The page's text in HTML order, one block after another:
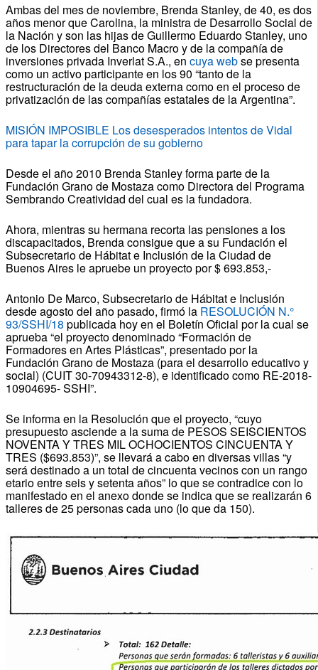
Ambas del mes de noviembre, Brenda Stanley, de 40, es dos
años menor que Carolina, la ministra de Desarrollo Social de
la Nación y son las hijas de Guillermo Eduardo Stanley, uno
de los Directores del Banco Macro y de la compañía de
inversiones privada Inverlat S.A., en cuya webse presenta
como un activo participante en los 90 “tanto de la
restructuración de la deuda externa como en el proceso de
privatización de las compañías estatales de la Argentina”.
MISIÓN IMPOSIBLE Los desesperados intentos de Vidal
para tapar la corrupción de su gobierno
Desde el año 2010 Brenda Stanley forma parte de la
Fundación Grano de Mostaza como Directora del Programa
Sembrando Creatividad del cual es la fundadora.
Ahora, mientras su hermana recorta las pensiones a los
discapacitados, Brenda consigue que a su Fundación el
Subsecretario de Hábitat e Inclusión de la Ciudad de
Buenos Aires le apruebe un proyecto por $ 693.853,-
Antonio De Marco, Subsecretario de Hábitat e Inclusión
desde agosto del año pasado, firmó la RESOLUCIÓN N.°
93/SSHI/18 publicada hoy en el Boletín Oficial por la cual se
aprueba “el proyecto denominado “Formación de
Formadores en Artes Plásticas”, presentado por la
Fundación Grano de Mostaza (para el desarrollo educativo y
social) (CUIT 30-70943312-8), e identificado como RE-2018-
10904695- SSHI”.
Se informa en la Resolución que el proyecto, “cuyo
presupuesto asciende a la suma de PESOS SEISCIENTOS
NOVENTA Y TRES MIL OCHOCIENTOS CINCUENTA Y
TRES ($693.853)”, se llevará a cabo en diversas villas “y
será destinado a un total de cincuenta vecinos con un rango
etario entre seis y setenta años” lo que se contradice con lo
manifestado en el anexo donde se indica que se realizarán 6
talleres de 25 personas cada uno (lo que da 150).